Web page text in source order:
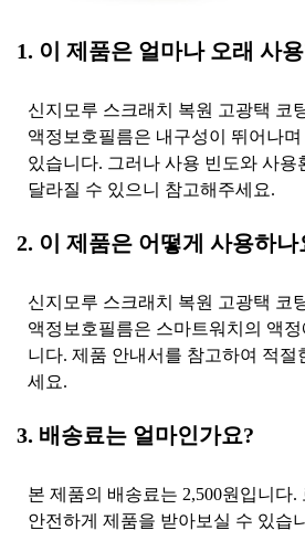
1. 이 제품은 얼마나 오래 사
신지모루 스크래치 복원 고광택 코
액정보호필름은 내구성이 뛰어나
있습니다. 그러나 사용 빈도와 사용
달라질 수 있으니 참고해주세요.
2. 이 제품은 어떻게 사용하나
신지모루 스크래치 복원 고광택 코
액정보호필름은 스마트워치의 액
니다. 제품 안내서를 참고하여 적절
세요.
3. 배송료는 얼마인가요?
본 제품의 배송료는 2,500원입니다.
안전하게 제품을 받아보실 수 있습